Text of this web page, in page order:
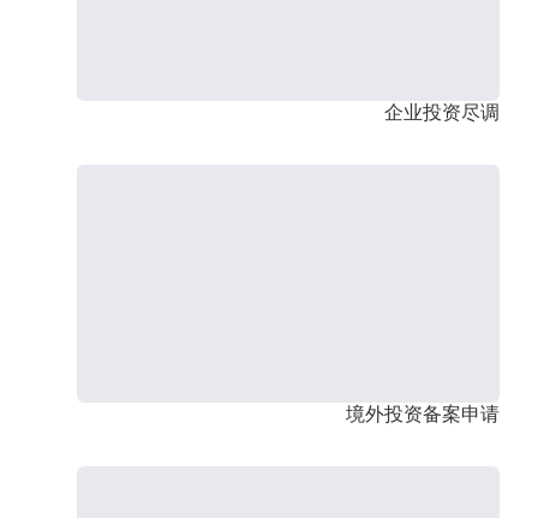
企业投资尽调
境外投资备案申请